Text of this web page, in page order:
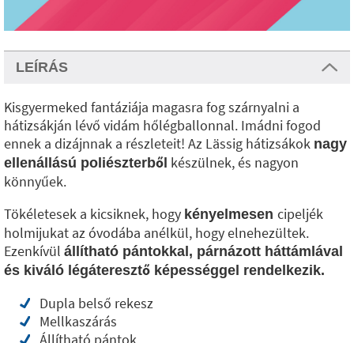
LEÍRÁS
Kisgyermeked fantáziája magasra fog szárnyalni a
hátizsákján lévő vidám hőlégballonnal. Imádni fogod
ennek a dizájnnak a részleteit! Az Lässig hátizsákok nagy
ellenállású poliészterből készülnek, és nagyon
könnyűek.
Tökéletesek a kicsiknek, hogy kényelmesen cipeljék
holmijukat az óvodába anélkül, hogy elnehezültek.
Ezenkívül állítható pántokkal, párnázott háttámlával
és kiváló légáteresztő képességgel rendelkezik.
Dupla belső rekesz
Mellkaszárás
Állítható pántok